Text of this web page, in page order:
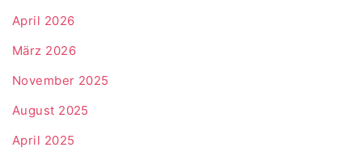
April 2026
März 2026
November 2025
August 2025
April 2025